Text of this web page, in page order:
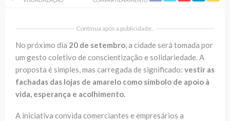
Continua após a publicidade..
No próximo dia 20 de setembro, a cidade será tomada por
um gesto coletivo de conscientização e solidariedade. A
proposta é simples, mas carregada de significado: vestir as
fachadas das lojas de amarelo como símbolo de apoio à
vida, esperança e acolhimento.
A iniciativa convida comerciantes e empresários a